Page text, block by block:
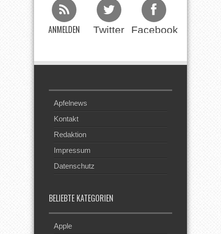
ANMELDEN Twitter Facebook
Apfelnews
Kontakt
Redaktion
Impressum
Datenschutz
BELIEBTE KATEGORIEN
Apple